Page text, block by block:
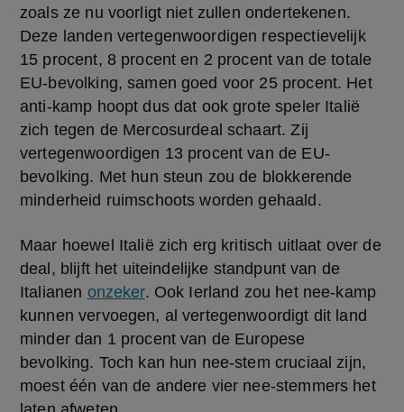
zoals ze nu voorligt niet zullen ondertekenen.
Deze landen vertegenwoordigen respectievelijk
15 procent, 8 procent en 2 procent van de totale
EU-bevolking, samen goed voor 25 procent. Het
anti-kamp hoopt dus dat ook grote speler Italië
zich tegen de Mercosurdeal schaart. Zij
vertegenwoordigen 13 procent van de EU-
bevolking. Met hun steun zou de blokkerende
minderheid ruimschoots worden gehaald.
Maar hoewel Italië zich erg kritisch uitlaat over de
deal, blijft het uiteindelijke standpunt van de
Italianen onzeker. Ook Ierland zou het nee-kamp
kunnen vervoegen, al vertegenwoordigt dit land
minder dan 1 procent van de Europese
bevolking. Toch kan hun nee-stem cruciaal zijn,
moest één van de andere vier nee-stemmers het